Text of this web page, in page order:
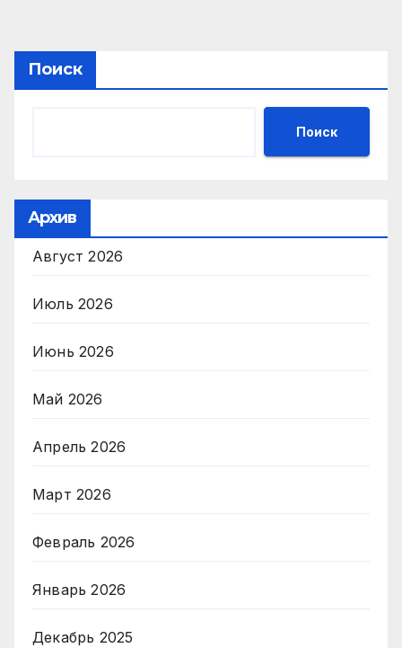
Поиск
Поиск
Архив
Август 2026
Июль 2026
Июнь 2026
Май 2026
Апрель 2026
Март 2026
Февраль 2026
Январь 2026
Декабрь 2025